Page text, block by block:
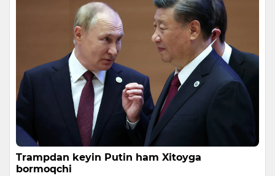
Trampdan keyin Putin ham Xitoyga
bormoqchi